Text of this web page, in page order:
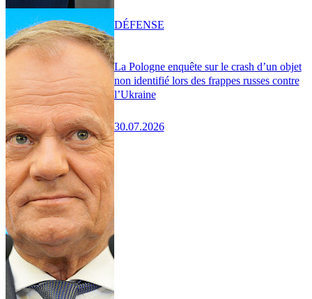
La Pologne enquête sur le crash d’un objet
non identifié lors des frappes russes contre
l’Ukraine
30.07.2026
DÉFENSE